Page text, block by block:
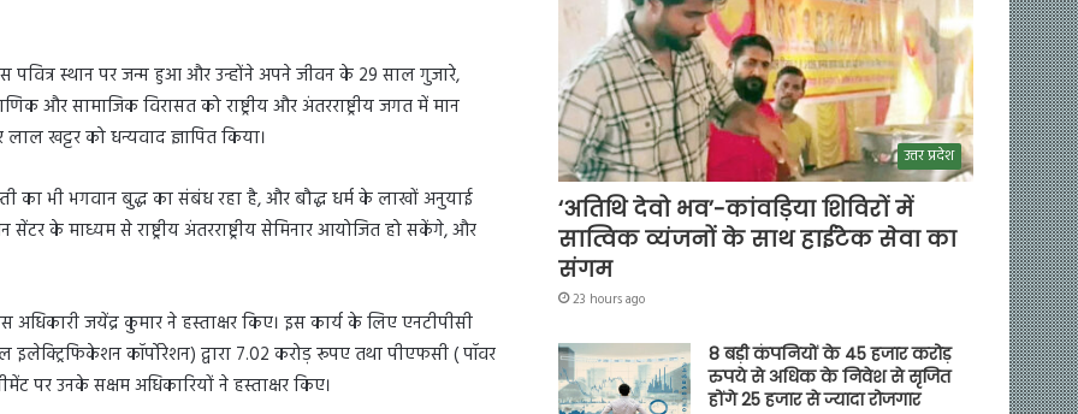
स्थान पर जन्म हुआ और उन्होंने अपने जीवन के 29 साल गुजारे,
और सामाजिक विरासत को राष्ट्रीय और अंतरराष्ट्रीय जगत में मान
खट्टर को धन्यवाद ज्ञापित किया।
का भी भगवान बुद्ध का संबंध रहा है, और बौद्ध धर्म के लाखों अनुयाई
के माध्यम से राष्ट्रीय अंतरराष्ट्रीय सेमिनार आयोजित हो सकेंगे, और
जयेंद्र कुमार ने हस्ताक्षर किए। इस कार्य के लिए एनटीपीसी
कॉर्पोरेशन) द्वारा 7.02 करोड़ रूपए तथा पीएफसी ( पॉवर
पर उनके सक्षम अधिकारियों ने हस्ताक्षर किए।
उत्तर प्रदेश
‘अतिथि देवो भव’-कांवड़िया शिविरों में
सात्विक व्यंजनों के साथ हाईटेक सेवा का
संगम
23 hours ago
8 बड़ी कंपनियों के 45 हजार करोड़
रुपये से अधिक के निवेश से सृजित
होंगे 25 हजार से ज्यादा रोजगार